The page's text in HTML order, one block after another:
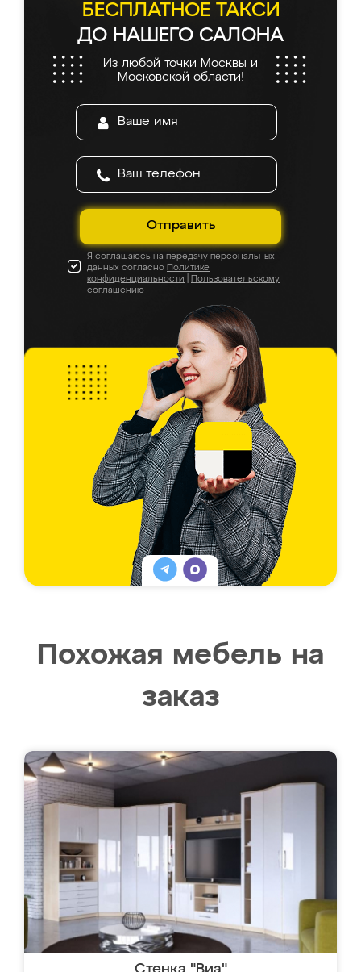
БЕСПЛАТНОЕ ТАКСИ
ДО НАШЕГО САЛОНА
Из любой точки Москвы и
Московской области!
Отправить
Я соглашаюсь на передачу персональных
данных согласно Политике
конфиденциальности
Пользовательскому
соглашению
Похожая мебель на
заказ